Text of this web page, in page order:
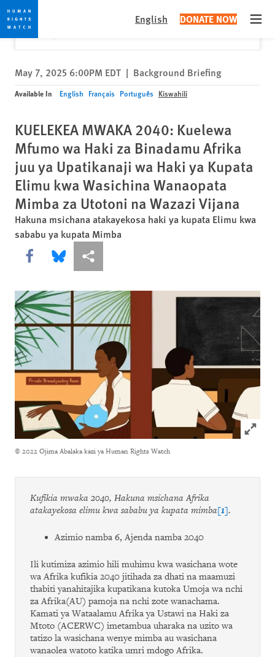
Skip
to
cookie
privacy
notice
Skip
to
main
content
English DONATE NOW
Would you like to read this page in English?
Yes
✕
May 7, 2025 6:00PM EDT | Background Briefing
Available In English Français Português Kiswahili
KUELEKEA MWAKA 2040: Kuelewa
Mfumo wa Haki za Binadamu Afrika
juu ya Upatikanaji wa Haki ya Kupata
Elimu kwa Wasichina Wanaopata
Mimba za Utotoni na Wazazi Vijana
Hakuna msichana atakayekosa haki ya kupata Elimu kwa
sababu ya kupata Mimba
Share this via Facebook
Share this via Bluesky
More sharing options
Click to
© 2022 Ojima Abalaka kazi ya Human Rights Watch
Kufikia mwaka 2040, Hakuna msichana Afrika
atakayekosa elimu kwa sababu ya kupata mimba[1].
Azimio namba 6, Ajenda namba 2040
Ili kutimiza azimio hili muhimu kwa wasichana wote
wa Afrika kufikia 2040 jitihada za dhati na maamuzi
thabiti yanahitajika kupatikana kutoka Umoja wa nchi
za Afrika(AU) pamoja na nchi zote wanachama.
Kamati ya Wataalamu Afrika ya Ustawi na Haki za
Mtoto (ACERWC) imetambua uharaka na uzito wa
tatizo la wasichana wenye mimba au wasichana
wanaolea watoto katika umri mdogo Afrika.